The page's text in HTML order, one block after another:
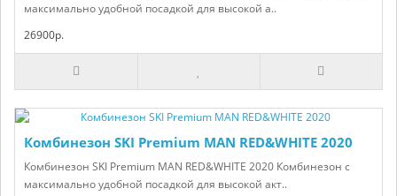
максимально удобной посадкой для высокой а..
26900р.
Комбинезон SKI Premium MAN RED&WHITE 2020
Комбинезон SKI Premium MAN RED&WHITE 2020 Комбинезон с
максимально удобной посадкой для высокой акт..